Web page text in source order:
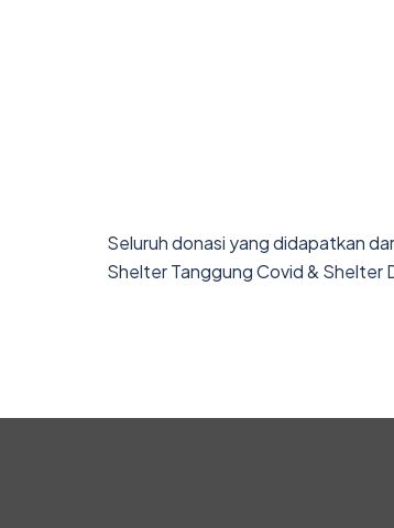
Seluruh donasi yang didapatkan
Shelter Tanggung Covid & Shelter